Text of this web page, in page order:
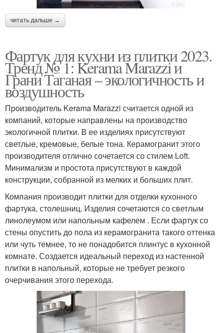
читать дальше →
Фартук для кухни из плитки 2023.
Тренд № 1: Kerama Marazzi и
Грани Таганая – экологичность и
воздушность
Производитель Kerama Marazzi считается одной из
компаний, которые направлены на производство
экологичной плитки. В ее изделиях присутствуют
светлые, кремовые, белые тона. Керамогранит этого
производителя отлично сочетается со стилем Loft.
Минимализм и простота присутствуют в каждой
конструкции, собранной из мелких и больших плит.
Компания производит плитки для отделки кухонного
фартука, столешниц. Изделия сочетаются со светлым
линолеумом или напольным кафелем . Если фартук со
стены опустить до пола из керамогранита такого оттенка
или чуть темнее, то не понадобится плинтус в кухонной
комнате. Создается идеальный переход из настенной
плитки в напольный, которые не требует резкого
очерчивания этого перехода.